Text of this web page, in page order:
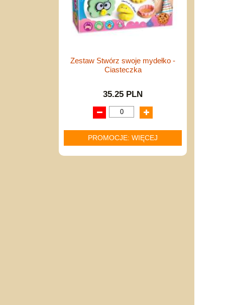
Zestaw Stwórz swoje mydełko -
Ciasteczka
35.25 PLN
PROMOCJE: WIĘCEJ